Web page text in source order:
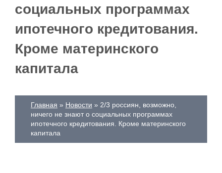
социальных программах
ипотечного кредитования.
Кроме материнского
капитала
Главная Новости
2/3 россиян, возможно,
ничего не знают о социальных программах
ипотечного кредитования. Кроме материнского
капитала